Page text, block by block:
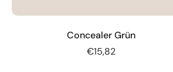
Concealer Grün
€15,82